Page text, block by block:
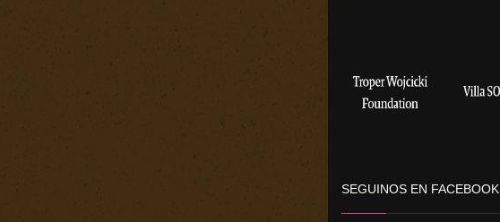
SEGUINOS EN FACEBOOK